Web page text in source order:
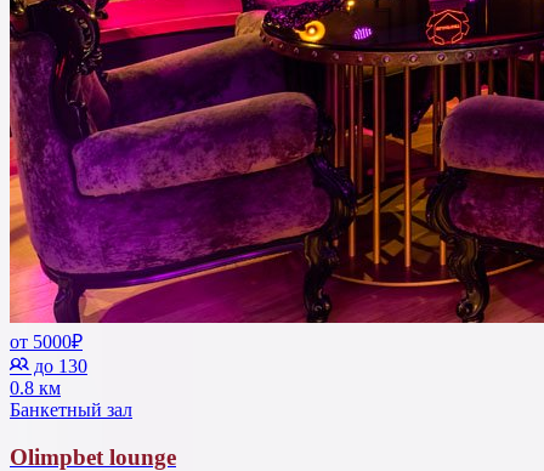
от 5000₽
до 130
0.8 км
Банкетный зал
Olimpbet lounge